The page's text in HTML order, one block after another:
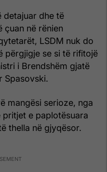
detajuar dhe të
çuan në rënien
LSDM nuk do
përgjigje se si të rifitojë
i Brendshëm gjatë
Spasovski.
mangësi serioze, nga
e paplotësuara
thella në gjyqësor.